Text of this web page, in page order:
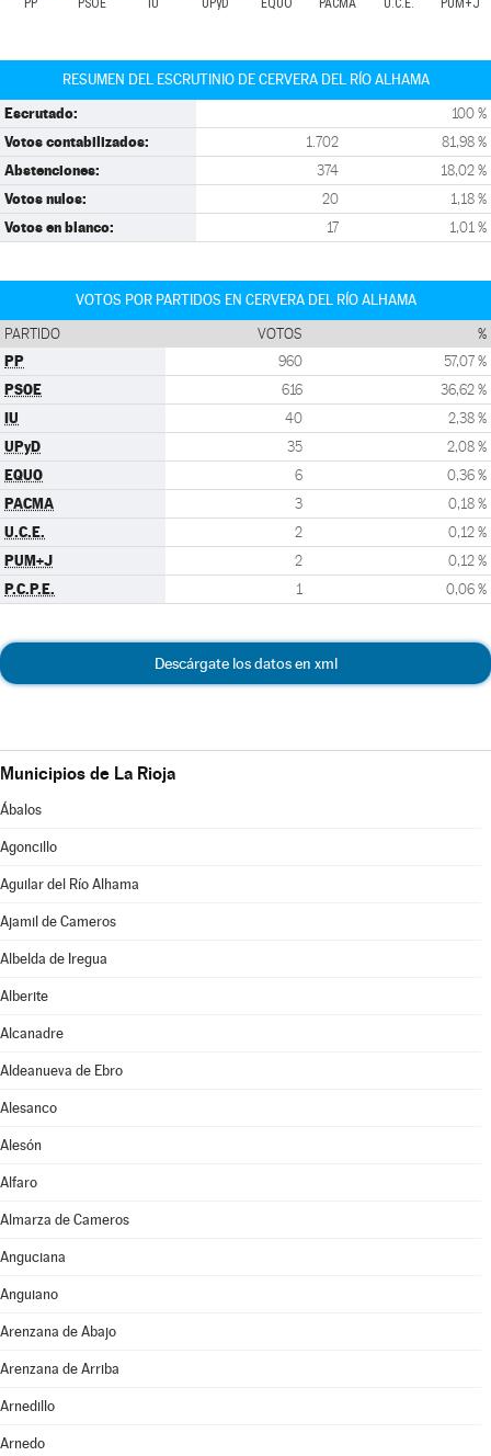
PP PSOE IU UPyD EQUO PACMA U.C.E. PUM+J
RESUMEN DEL ESCRUTINIO DE CERVERA DEL RÍO ALHAMA
Escrutado: 100 %
Votos contabilizados: 1.702 81,98 %
Abstenciones: 374 18,02 %
Votos nulos: 20 1,18 %
Votos en blanco: 17 1,01 %
VOTOS POR PARTIDOS EN CERVERA DEL RÍO ALHAMA
PARTIDO VOTOS %
PP 960 57,07 %
PSOE 616 36,62 %
IU 40 2,38 %
UPyD 35 2,08 %
EQUO 6 0,36 %
PACMA 3 0,18 %
U.C.E. 2 0,12 %
PUM+J 2 0,12 %
P.C.P.E. 1 0,06 %
Descárgate los datos en xml
Municipios de La Rioja
Ábalos
Agoncillo
Aguilar del Río Alhama
Ajamil de Cameros
Albelda de Iregua
Alberite
Alcanadre
Aldeanueva de Ebro
Alesanco
Alesón
Alfaro
Almarza de Cameros
Anguciana
Anguiano
Arenzana de Abajo
Arenzana de Arriba
Arnedillo
Arnedo